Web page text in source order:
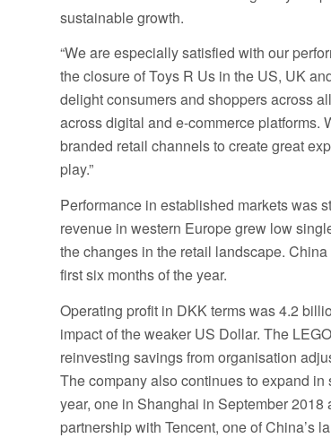
sustainable growth.
“We are especially satisfied with our
the closure of Toys R Us in the US, UK
delight consumers and shoppers across
across digital and e-commerce platforms.
branded retail channels to create great
play.”
Performance in established markets was
revenue in western Europe grew low
the changes in the retail landscape.
first six months of the year.
Operating profit in DKK terms was 4.2
impact of the weaker US Dollar. The
reinvesting savings from organisation
The company also continues to expand
year, one in Shanghai in September
partnership with Tencent, one of China’s